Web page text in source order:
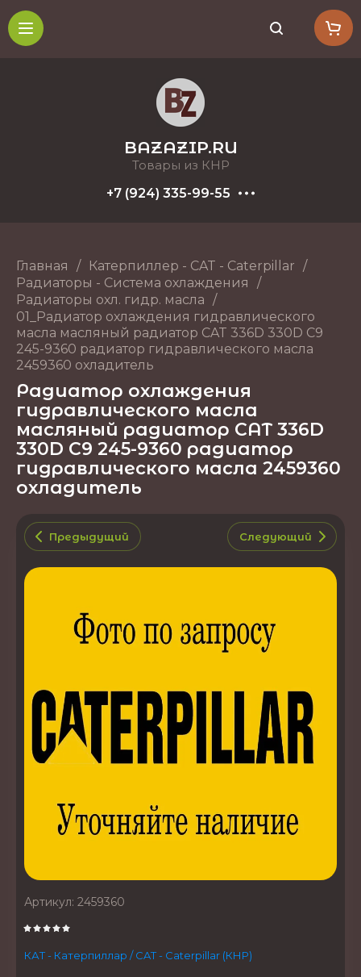
BAZAZIP.RU
Товары из КНР
+7 (924) 335-99-55
Главная / Катерпиллер - CAT - Caterpillar /
Радиаторы - Система охлаждения
/
Радиаторы охл. гидр. масла /
01_Радиатор охлаждения гидравлического
масла масляный радиатор CAT 336D 330D C9
245-9360 радиатор гидравлического масла
2459360 охладитель
Радиатор охлаждения
гидравлического масла
масляный радиатор CAT 336D
330D C9 245-9360 радиатор
гидравлического масла 2459360
охладитель
Предыдущий Следующий
Артикул: 2459360
КАТ - Катерпиллар / CAT - Caterpillar (КНР)